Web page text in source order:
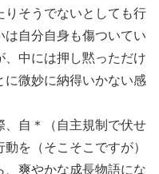
りそうでないとしても行
自分自身も傷ついてい
、中には押し黙っただけ
に微妙に納得いかない感
、自＊（自主規制で伏せ
を（そこそこですが）
、爽やかな成長物語にな